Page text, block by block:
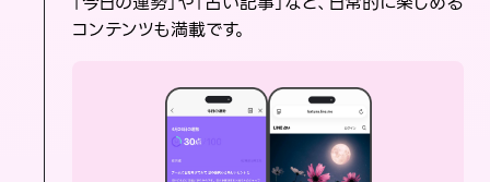
コンテンツも満載です。